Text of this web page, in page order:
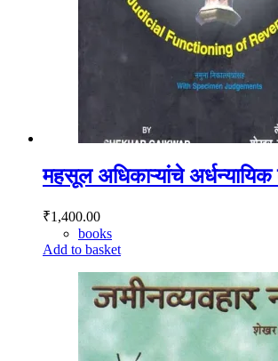
महसूल अधिकाऱ्यांचे
₹1,400.00
books
Add to basket